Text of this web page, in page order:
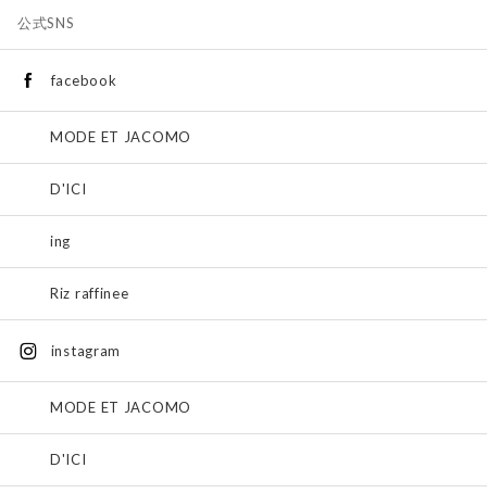
公式SNS
facebook
MODE ET JACOMO
D'ICI
ing
Riz raffinee
instagram
MODE ET JACOMO
D'ICI